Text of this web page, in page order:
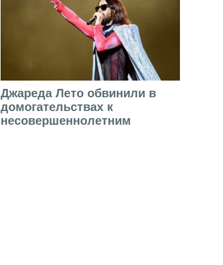
Джареда Лето обвинили в
домогательствах к
несовершеннолетним